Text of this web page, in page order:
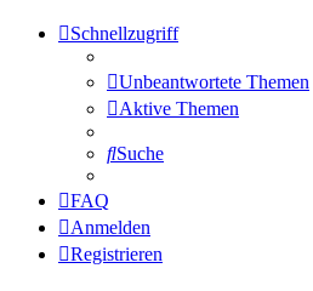
Schnellzugriff
Unbeantwortete Themen
Aktive Themen
Suche
FAQ
Anmelden
Registrieren